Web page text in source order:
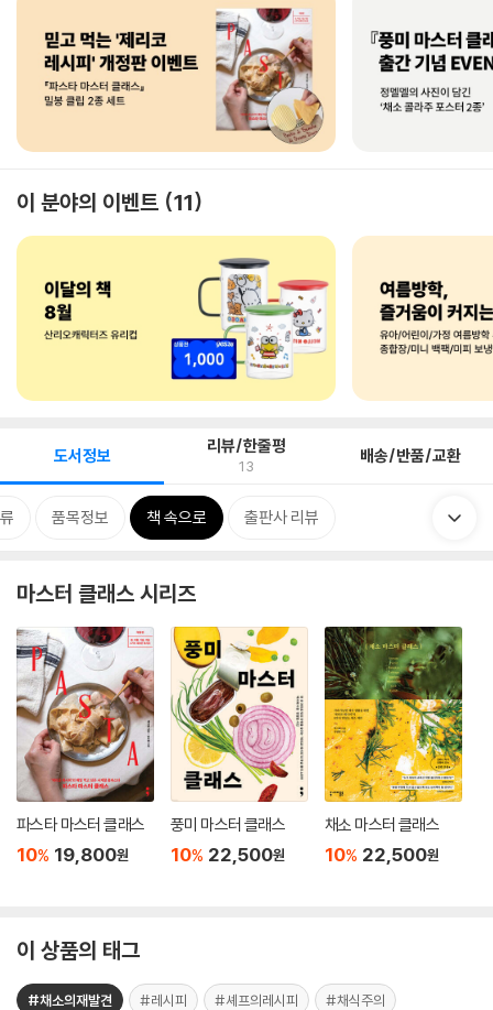
이 분야의 이벤트 11
도서정보 리뷰/한줄평
13 배송/반품/교환
품목정보 책 속으로 출판사 리뷰
마스터 클래스 시리즈
파스타 마스터 클래스
10% 19,800원
풍미 마스터 클래스
10% 22,500원
채소 마스터 클래스
10% 22,500원
이 상품의 태그
#채소의재발견 #레시피 #셰프의레시피 #채식주의